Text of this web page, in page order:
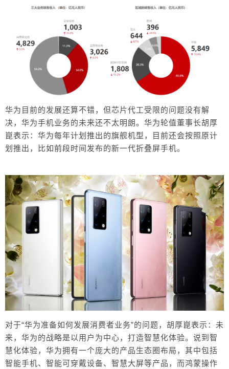
华为目前的发展还算不错，但芯片代工受限的问题没有解
决，华为手机业务的未来还不太明朗。华为轮值董事长胡厚
崑表示：华为每年计划推出的旗舰机型，目前还会按照原计
划推出，比如前段时间发布的新一代折叠屏手机。
对于“华为准备如何发展消费者业务”的问题，胡厚崑表示：未
来，华为的战略是以用户为中心，打造智慧化体验。说到智
慧化体验，华为拥有一个庞大的产品生态圈布局，其中包括
智能手机、智能可穿戴设备、智慧大屏等产品，而鸿蒙操作